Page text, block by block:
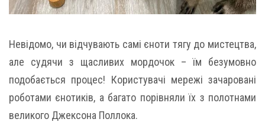
Невідомо, чи відчувають самі єноти тягу до мистецтва,
але судячи з щасливих мордочок – їм безумовно
подобається процес! Користувачі мережі зачаровані
роботами єнотиків, а багато порівняли їх з полотнами
великого Джексона Поллока.